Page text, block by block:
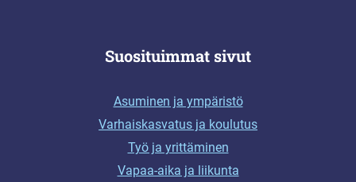
Suosituimmat sivut
Asuminen ja ympäristö
Varhaiskasvatus ja koulutus
Työ ja yrittäminen
Vapaa-aika ja liikunta